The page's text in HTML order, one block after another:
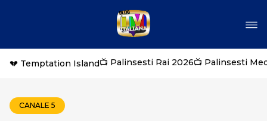
💔 Temptation Island📺 Palinsesti Rai 2026📺 Palinsesti
CANALE 5